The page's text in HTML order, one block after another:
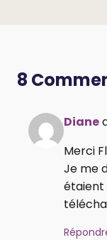
8
Diane
Merci
Je me
étaient